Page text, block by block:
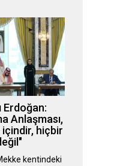
Erdoğan:
Anlaşması,
içindir, hiçbir
kentindeki